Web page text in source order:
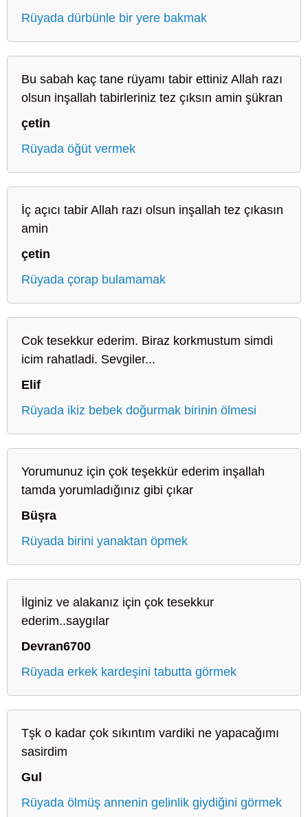
Rüyada dürbünle bir yere bakmak
Bu sabah kaç tane rüyamı tabir ettiniz Allah razı
olsun inşallah tabirleriniz tez çıksın amin şükran
çetin
Rüyada öğüt vermek
İç açıcı tabir Allah razı olsun inşallah tez çıkasın
amin
çetin
Rüyada çorap bulamamak
Cok tesekkur ederim. Biraz korkmustum simdi
icim rahatladi. Sevgiler...
Elif
Rüyada ikiz bebek doğurmak birinin ölmesi
Yorumunuz için çok teşekkür ederim inşallah
tamda yorumladığınız gibi çıkar
Büşra
Rüyada birini yanaktan öpmek
İlginiz ve alakanız için çok tesekkur
ederim..saygılar
Devran6700
Rüyada erkek kardeşini tabutta görmek
Tşk o kadar çok sıkıntım vardiki ne yapacağımı
sasirdim
Gul
Rüyada ölmüş annenin gelinlik giydiğini görmek